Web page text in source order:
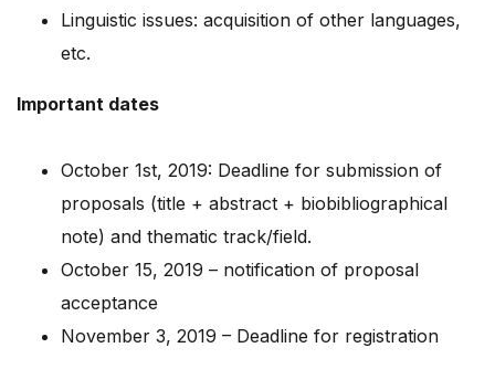
Linguistic issues: acquisition of other languages,
etc.
Important dates
October 1st, 2019: Deadline for submission of
proposals (title + abstract + biobibliographical
note) and thematic track/field.
October 15, 2019 – notification of proposal
acceptance
November 3, 2019 – Deadline for registration